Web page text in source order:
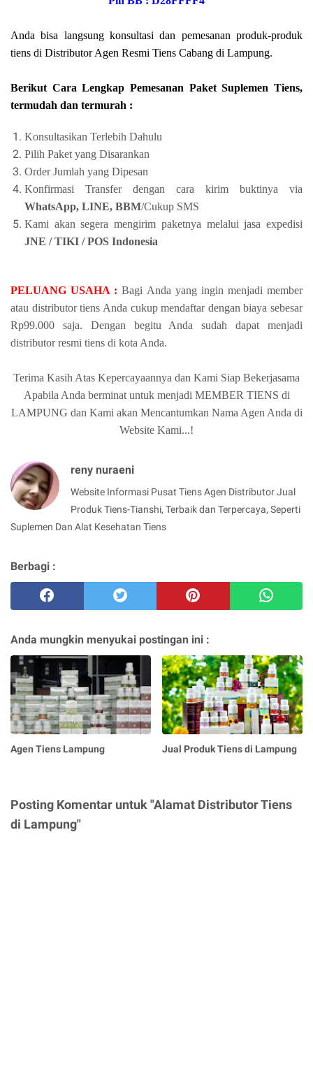
Anda bisa langsung konsultasi dan pemesanan produk-produk
tiens di Distributor Agen Resmi Tiens Cabang di Lampung.
Berikut Cara Lengkap Pemesanan Paket Suplemen Tiens,
termudah dan termurah :
Konsultasikan Terlebih Dahulu
Pilih Paket yang Disarankan
Order Jumlah yang Dipesan
Konfirmasi Transfer dengan cara kirim buktinya via
WhatsApp, LINE, BBM/Cukup SMS
Kami akan segera mengirim paketnya melalui jasa expedisi
JNE / TIKI / POS Indonesia
PELUANG USAHA : Bagi Anda yang ingin menjadi member
atau distributor tiens Anda cukup mendaftar dengan biaya sebesar
Rp99.000 saja. Dengan begitu Anda sudah dapat menjadi
distributor resmi tiens di kota Anda.
Terima Kasih Atas Kepercayaannya dan Kami Siap Bekerjasama
Apabila Anda berminat untuk menjadi MEMBER TIENS di
LAMPUNG dan Kami akan Mencantumkan Nama Agen Anda di
Website Kami...!
reny nuraeni
Website Informasi Pusat Tiens Agen Distributor Jual
Produk Tiens-Tianshi, Terbaik dan Terpercaya, Seperti
Suplemen Dan Alat Kesehatan Tiens
Berbagi :
Anda mungkin menyukai postingan ini :
Agen Tiens Lampung Jual Produk Tiens di Lampung
Posting Komentar untuk "Alamat Distributor Tiens
di Lampung"